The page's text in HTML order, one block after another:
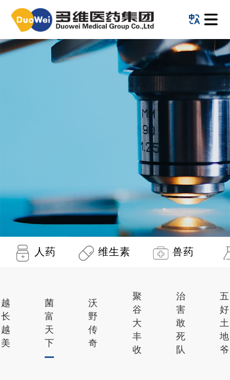
人药 维生素 兽药
越
长
越
美
菌
富
天
下
沃
野
传
奇
聚
谷
大
丰
收
治
害
敢
死
队
五
好
土
地
爷